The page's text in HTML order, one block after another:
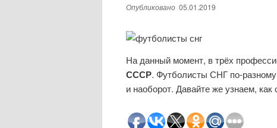
Опубликовано 05.01.2019
На данный момент, в трёх
СССР. Футболисты СНГ по-разному
и наоборот. Давайте же узнаем,